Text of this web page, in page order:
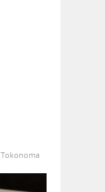
Tokonoma